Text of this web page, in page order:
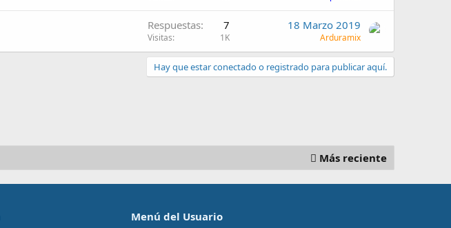
Respuestas 7
Visitas 1K
18 Marzo 2019
Arduramix
Hay que estar conectado o registrado para publicar aquí.
Más reciente
Menú del Usuario